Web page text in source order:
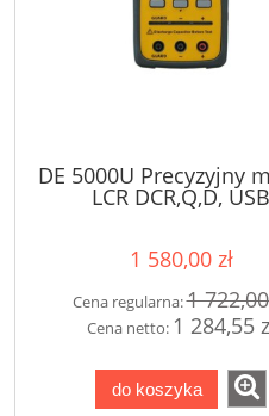
DE 5000U Precyzyjny
LCR DCR,Q,D, USB
1 580,00 zł
Cena regularna:1 722,00
Cena netto: 1 284,55
do koszyka